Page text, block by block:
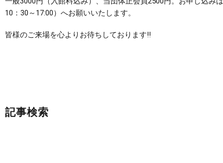
10：30～17:00）へお願いいたします。
皆様のご来場を心よりお待ちしております‼
記事検索